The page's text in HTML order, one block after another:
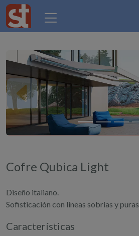
Previous
Cofre Qubica Light
Diseño italiano.
Sofisticación con líneas sobrias y puras
Características